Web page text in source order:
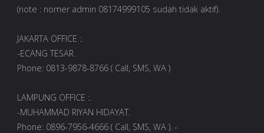
(note : nomer admin 08174999105 sudah tidak aktif).
JAKARTA OFFICE :.
-ECANG TESAR.
Phone: 0813-9878-8766 ( Call, SMS, WA )
LAMPUNG OFFICE :.
-MUHAMMAD RIYAN HIDAYAT.
Phone: 0896-7956-4666 ( Call, SMS, WA ). -